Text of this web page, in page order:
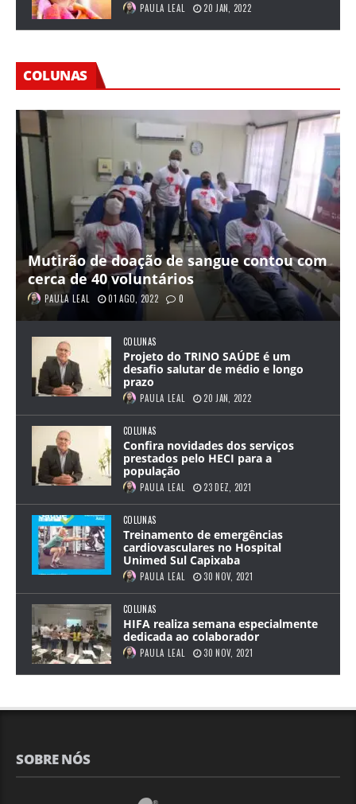
PAULA LEAL 20 JAN, 2022
COLUNAS
Mutirão de doação de sangue contou com
cerca de 40 voluntários
PAULA LEAL 01 AGO, 2022 0
COLUNAS
Projeto do TRINO SAÚDE é um
desafio salutar de médio e longo
prazo
PAULA LEAL 20 JAN, 2022
COLUNAS
Confira novidades dos serviços
prestados pelo HECI para a
população
PAULA LEAL 23 DEZ, 2021
COLUNAS
Treinamento de emergências
cardiovasculares no Hospital
Unimed Sul Capixaba
PAULA LEAL 30 NOV, 2021
COLUNAS
HIFA realiza semana especialmente
dedicada ao colaborador
PAULA LEAL 30 NOV, 2021
SOBRE NÓS